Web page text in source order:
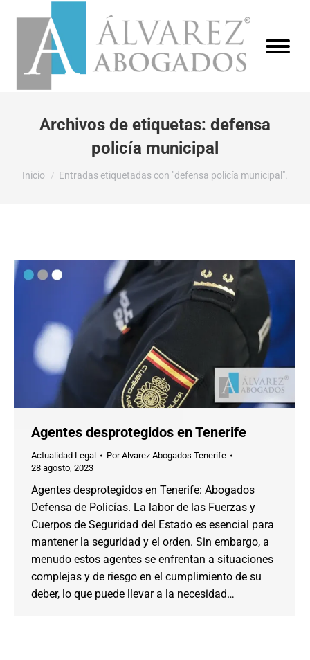
Archivos de etiquetas: defensa
policía municipal
Estás aquí:
Inicio Entradas etiquetadas con "defensa policía municipal".
Agentes desprotegidos en Tenerife
Actualidad Legal PorAlvarez Abogados Tenerife
28 agosto, 2023
Agentes desprotegidos en Tenerife: Abogados
Defensa de Policías. La labor de las Fuerzas y
Cuerpos de Seguridad del Estado es esencial para
mantener la seguridad y el orden. Sin embargo, a
menudo estos agentes se enfrentan a situaciones
complejas y de riesgo en el cumplimiento de su
deber, lo que puede llevar a la necesidad…